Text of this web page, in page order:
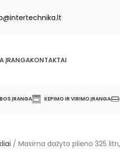
ĮRANGAKONTAKTAI
ĮRANGA KEPIMO IR VIRIMO ĮRANGA
/ Maxima dažyto plieno 325